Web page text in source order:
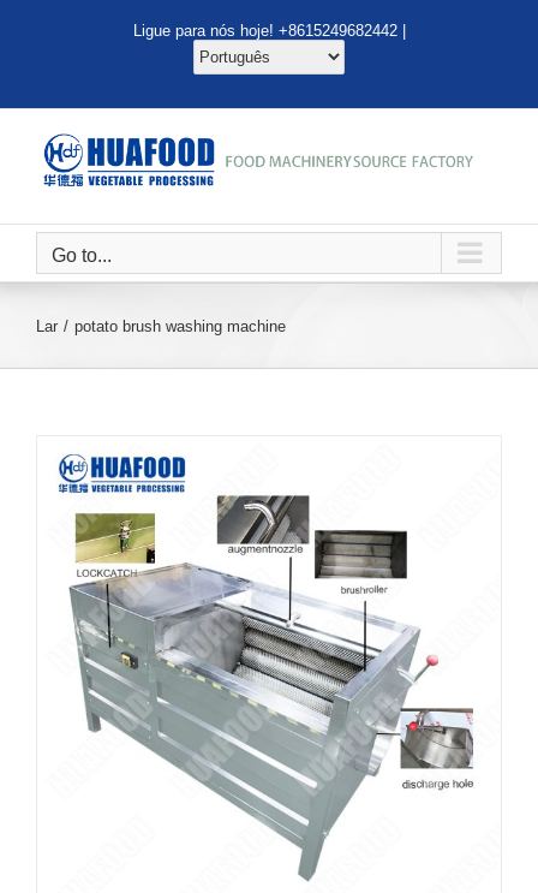
conteúdo
Ligue para nós hoje! +8615249682442 |
Go to...
Lar potato brush washing machine